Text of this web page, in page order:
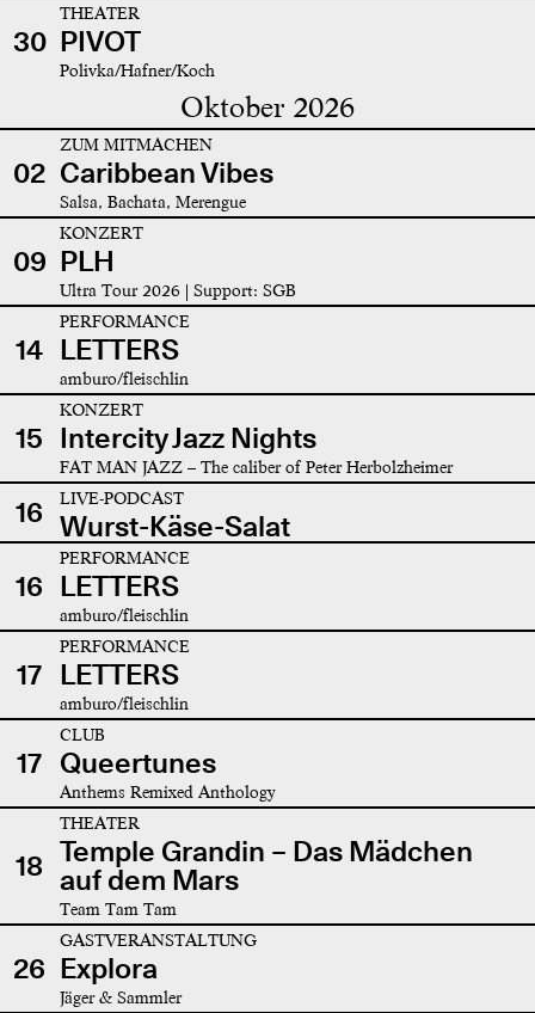
30
THEATER
PIVOT
Polivka/Hafner/Koch
Oktober 2026
02
ZUM MITMACHEN
Caribbean Vibes
Salsa, Bachata, Merengue
09
KONZERT
PLH
Ultra Tour 2026 | Support: SGB
14
PERFORMANCE
LETTERS
amburo/fleischlin
15
KONZERT
Intercity Jazz Nights
FAT MAN JAZZ – The caliber of Peter Herbolzheimer
16 LIVE-PODCAST
Wurst-Käse-Salat
16
PERFORMANCE
LETTERS
amburo/fleischlin
17
PERFORMANCE
LETTERS
amburo/fleischlin
17
CLUB
Queertunes
Anthems Remixed Anthology
18
THEATER
Temple Grandin – Das Mädchen
auf dem Mars
Team Tam Tam
26
GASTVERANSTALTUNG
Explora
Jäger & Sammler